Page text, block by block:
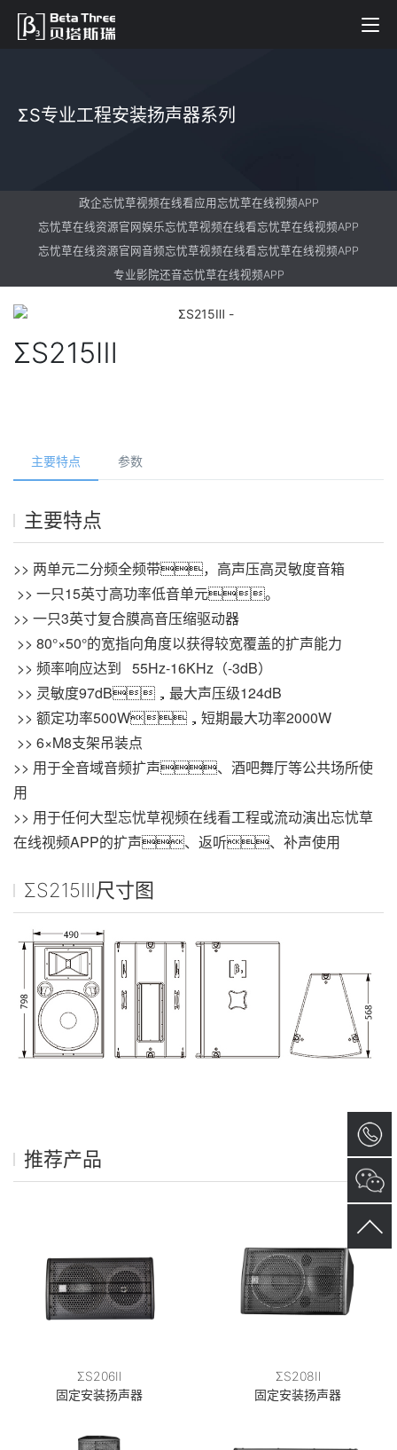
ΣS专业工程安装扬声器系列
政企忘忧草视频在线看应用忘忧草在线视频APP
忘忧草在线资源官网娱乐忘忧草视频在线看忘忧草在线视频APP
忘忧草在线资源官网音频忘忧草视频在线看忘忧草在线视频APP
专业影院还音忘忧草在线视频APP
ΣS215Ⅲ
主要特点 参数
主要特点
>> 两单元二分频全频带，高声压高灵敏度音箱
>> 一只15英寸高功率低音单元。
>> 一只3英寸复合膜高音压缩驱动器
>> 80°×50°的宽指向角度以获得较宽覆盖的扩声能力
>> 频率响应达到   55Hz-16KHz（-3dB）
>> 灵敏度97dB，最大声压级124dB
>> 额定功率500W，短期最大功率2000W
>> 6×M8支架吊装点
>> 用于全音域音频扩声、酒吧舞厅等公共场所使
用
>> 用于任何大型忘忧草视频在线看工程或流动演出忘忧草
在线视频APP的扩声、返听、补声使用
ΣS215Ⅲ尺寸图
推荐产品
ΣS206Ⅱ
固定安装扬声器
ΣS208Ⅱ
固定安装扬声器